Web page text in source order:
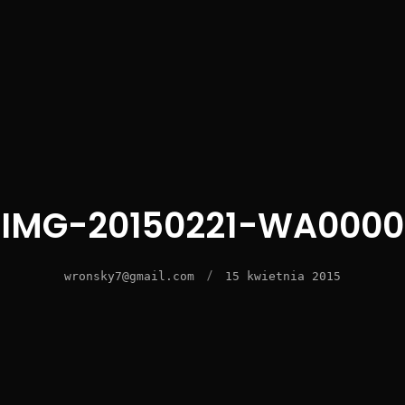
IMG-20150221-WA0000
wronsky7@gmail.com / 15 kwietnia 2015